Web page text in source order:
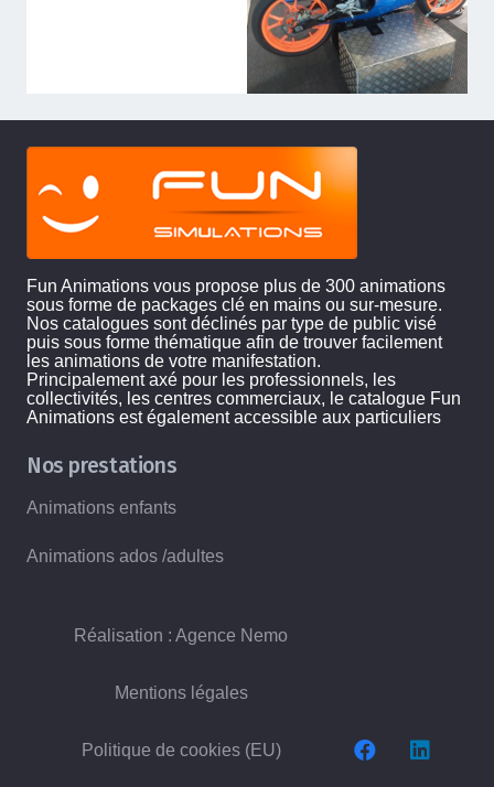
Fun Animations vous propose plus de 300 animations
sous forme de packages clé en mains ou sur-mesure.
Nos catalogues sont déclinés par type de public visé
puis sous forme thématique afin de trouver facilement
les animations de votre manifestation.
Principalement axé pour les professionnels, les
collectivités, les centres commerciaux, le catalogue Fun
Animations est également accessible aux particuliers
Nos prestations
Animations enfants
Animations ados /adultes
Réalisation : Agence Nemo
Mentions légales
Politique de cookies (EU)